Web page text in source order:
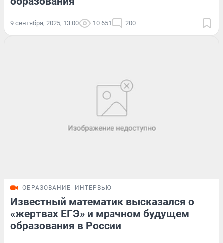
9 сентября, 2025, 13:00 10 651 200
ОБРАЗОВАНИЕ ИНТЕРВЬЮ
Известный математик высказался о
«жертвах ЕГЭ» и мрачном будущем
образования в России